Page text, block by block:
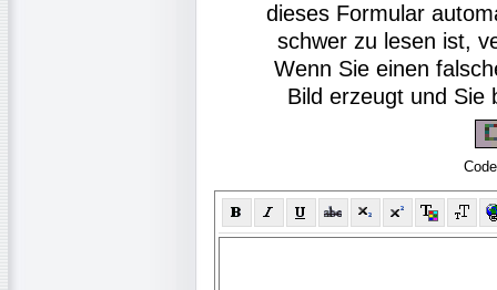
dieses Formular
schwer zu lesen ist,
Wenn Sie einen
Bild erzeugt und Sie